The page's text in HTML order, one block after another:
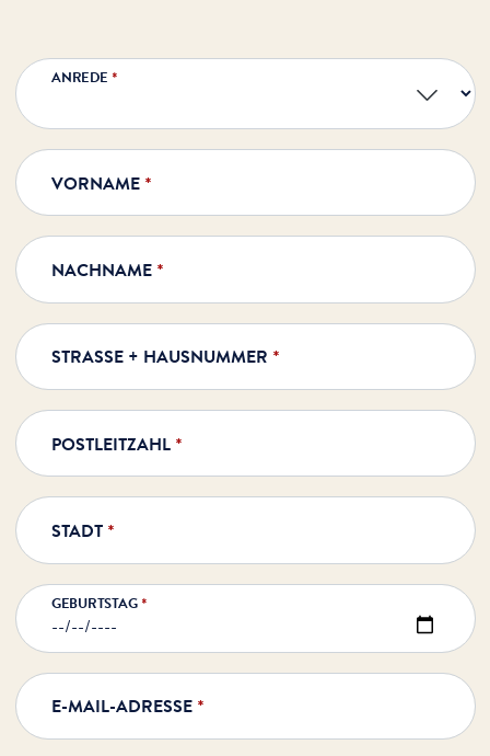
ANREDE *
VORNAME *
NACHNAME *
STRASSE + HAUSNUMMER *
POSTLEITZAHL *
STADT *
GEBURTSTAG *
E-MAIL-ADRESSE *